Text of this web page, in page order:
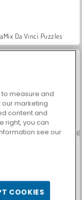
Da Vinci Puzzles
Casino World
measure and
our marketing
content and
right, you can
see our
COOKIES